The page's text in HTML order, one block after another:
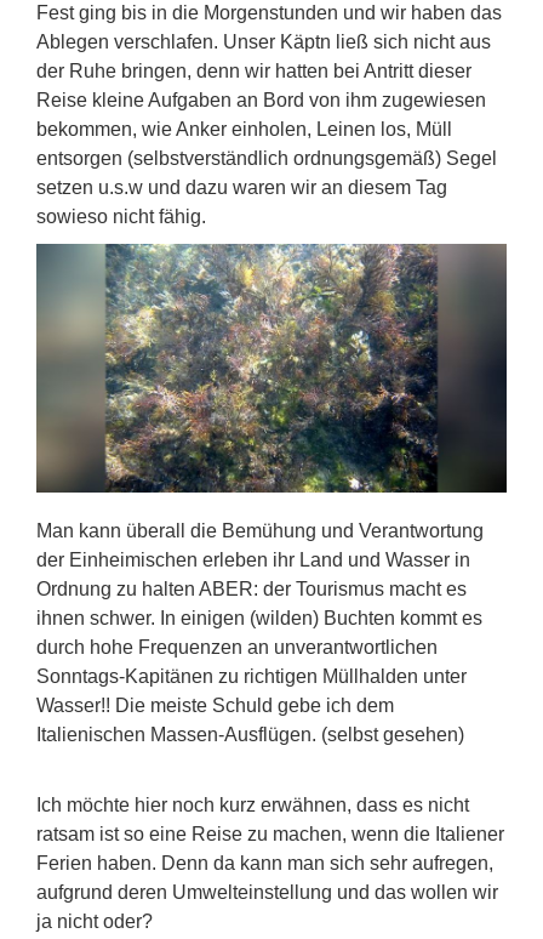
Fest ging bis in die Morgenstunden und wir haben das
Ablegen verschlafen. Unser Käptn ließ sich nicht aus
der Ruhe bringen, denn wir hatten bei Antritt dieser
Reise kleine Aufgaben an Bord von ihm zugewiesen
bekommen, wie Anker einholen, Leinen los, Müll
entsorgen (selbstverständlich ordnungsgemäß) Segel
setzen u.s.w und dazu waren wir an diesem Tag
sowieso nicht fähig.
Man kann überall die Bemühung und Verantwortung
der Einheimischen erleben ihr Land und Wasser in
Ordnung zu halten ABER: der Tourismus macht es
ihnen schwer. In einigen (wilden) Buchten kommt es
durch hohe Frequenzen an unverantwortlichen
Sonntags-Kapitänen zu richtigen Müllhalden unter
Wasser!! Die meiste Schuld gebe ich dem
Italienischen Massen-Ausflügen. (selbst gesehen)
Ich möchte hier noch kurz erwähnen, dass es nicht
ratsam ist so eine Reise zu machen, wenn die Italiener
Ferien haben. Denn da kann man sich sehr aufregen,
aufgrund deren Umwelteinstellung und das wollen wir
ja nicht oder?